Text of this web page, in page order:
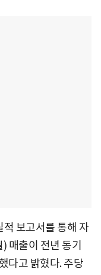
보고서를 통해 자
매출이 전년 동기
다고 밝혔다. 주당